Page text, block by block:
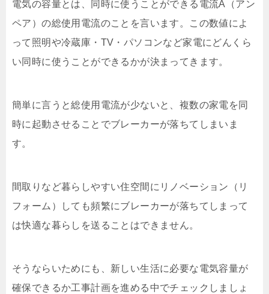
電気の容量とは、同時に使うことができる電流A（アン
ペア）の総使用電流のことを言います。この数値によ
って照明や冷蔵庫・TV・パソコンなど家電にどんくら
い同時に使うことができるかが決まってきます。
簡単に言うと総使用電流が少ないと、複数の家電を同
時に起動させることでブレーカーが落ちてしまいま
す。
間取りなど暮らしやすい住空間にリノベーション（リ
フォーム）しても頻繁にブレーカーが落ちてしまって
は快適な暮らしを送ることはできません。
そうならいためにも、新しい生活に必要な電気容量が
確保できるか工事計画を進める中でチェックしましょ